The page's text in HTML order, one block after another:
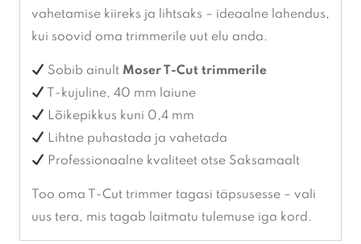
vahetamise kiireks ja lihtsaks – ideaalne lahendus,
kui soovid oma trimmerile uut elu anda.
Sobib ainult Moser T-Cut trimmerile
T-kujuline, 40 mm laiune
Lõikepikkus kuni 0,4 mm
Lihtne puhastada ja vahetada
Professionaalne kvaliteet otse Saksamaalt
Too oma T-Cut trimmer tagasi täpsusesse – vali
uus tera, mis tagab laitmatu tulemuse iga kord.